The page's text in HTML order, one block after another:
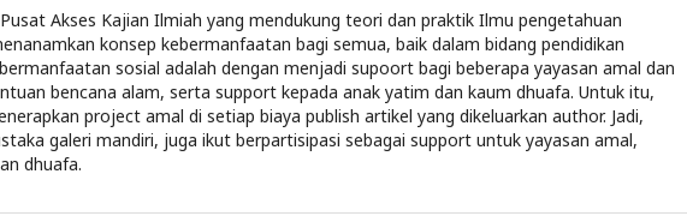
Akses Kajian Ilmiah yang mendukung teori dan praktik Ilmu pengetahuan
konsep kebermanfaatan bagi semua, baik dalam bidang pendidikan
sosial adalah dengan menjadi supoort bagi beberapa yayasan amal dan
bencana alam, serta support kepada anak yatim dan kaum dhuafa. Untuk itu,
project amal di setiap biaya publish artikel yang dikeluarkan author. Jadi,
galeri mandiri, juga ikut berpartisipasi sebagai support untuk yayasan amal,
dhuafa.